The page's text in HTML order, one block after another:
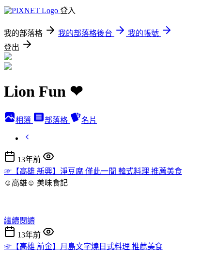
登入
我的部落格 我的部落格後台
我的帳號
登出
Lion Fun ❤
相簿 部落格 名片
13年前
☞【高雄 新興】淨豆腐 僅此一間 韓式料理 推薦美食
☺高雄☺ 美味食記
繼續閱讀
13年前
☞【高雄 前金】月島文字燒日式料理 推薦美食